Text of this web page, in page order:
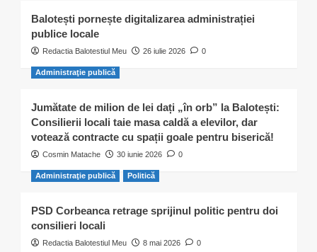
Balotești pornește digitalizarea administrației
publice locale
Redactia Balotestiul Meu 26 iulie 2026 0
Administraţie publică
Jumătate de milion de lei dați „în orb” la Balotești:
Consilierii locali taie masa caldă a elevilor, dar
votează contracte cu spații goale pentru biserică!
Cosmin Matache 30 iunie 2026 0
Administraţie publică Politică
PSD Corbeanca retrage sprijinul politic pentru doi
consilieri locali
Redactia Balotestiul Meu 8 mai 2026 0